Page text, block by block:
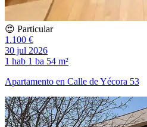
😍 Particular
1.100 €
30 jul 2026
1 hab 1 ba 54 m²
Apartamento en Calle de Yécora 53